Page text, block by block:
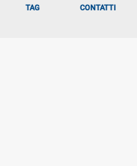
TAG CONTATTI